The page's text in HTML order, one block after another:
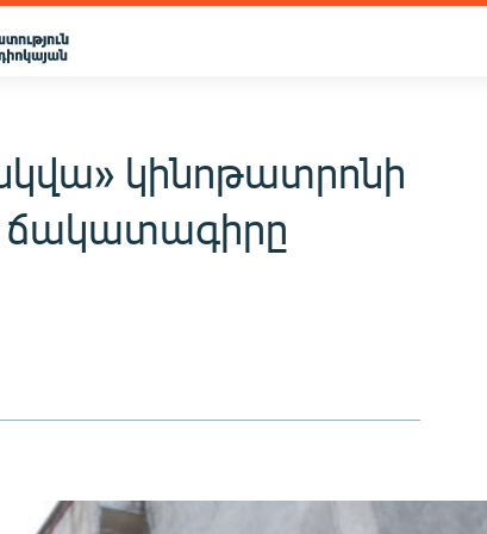
կինոթատրոնի
ճակատագիրը